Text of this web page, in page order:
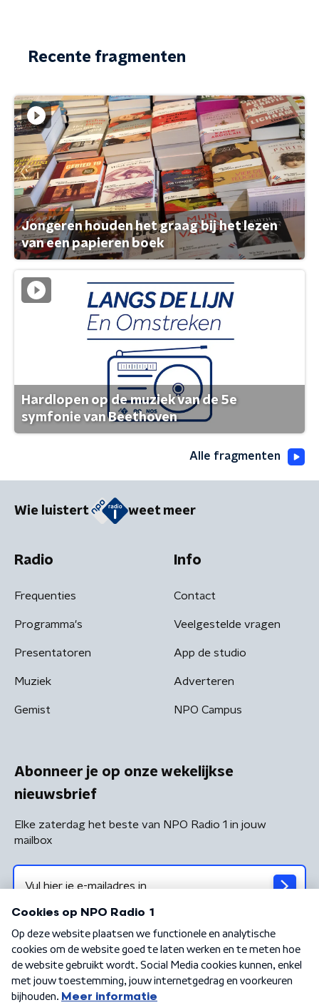
Recente fragmenten
Jongeren houden het graag bij het lezen
van een papieren boek
Hardlopen op de muziek van de 5e
symfonie van Beethoven
Alle fragmenten
Wie luistert weet meer
Radio
Frequenties
Programma's
Presentatoren
Muziek
Gemist
Info
Contact
Veelgestelde vragen
App de studio
Adverteren
NPO Campus
Abonneer je op onze wekelijkse
nieuwsbrief
Elke zaterdag het beste van NPO Radio 1 in jouw
mailbox
Algemene voorwaarden